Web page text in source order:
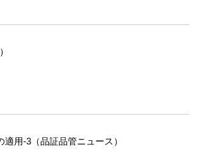
用-3（品証品管ニュース）